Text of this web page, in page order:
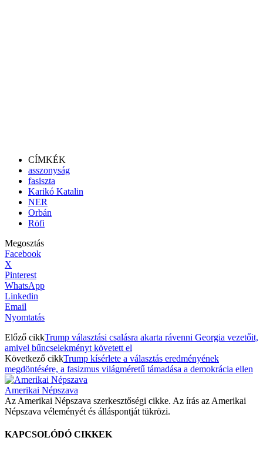
CÍMKÉK
asszonyság
fasiszta
Karikó Katalin
NER
Orbán
Röfi
Megosztás
Facebook
X
Pinterest
WhatsApp
Linkedin
Email
Nyomtatás
Előző cikkTrump választási csalásra akarta rávenni Georgia vezetőit,
amivel bűncselekményt követett el
Következő cikkTrump kísérlete a választás eredményének
megdöntésére, a fasizmus világméretű támadása a demokrácia ellen
Amerikai Népszava
Az Amerikai Népszava szerkesztőségi cikke. Az írás az Amerikai
Népszava véleményét és álláspontját tükrözi.
KAPCSOLÓDÓ CIKKEK